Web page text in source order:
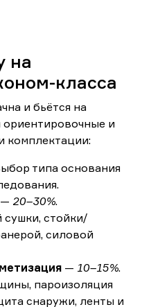
на
класса
и бьётся на
и
комплектации:
типа основания
— 20–30%.
стойки/
силовой
— 10–15%.
пароизоляция
снаружи, ленты и